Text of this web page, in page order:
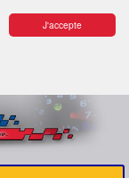
J'accepte